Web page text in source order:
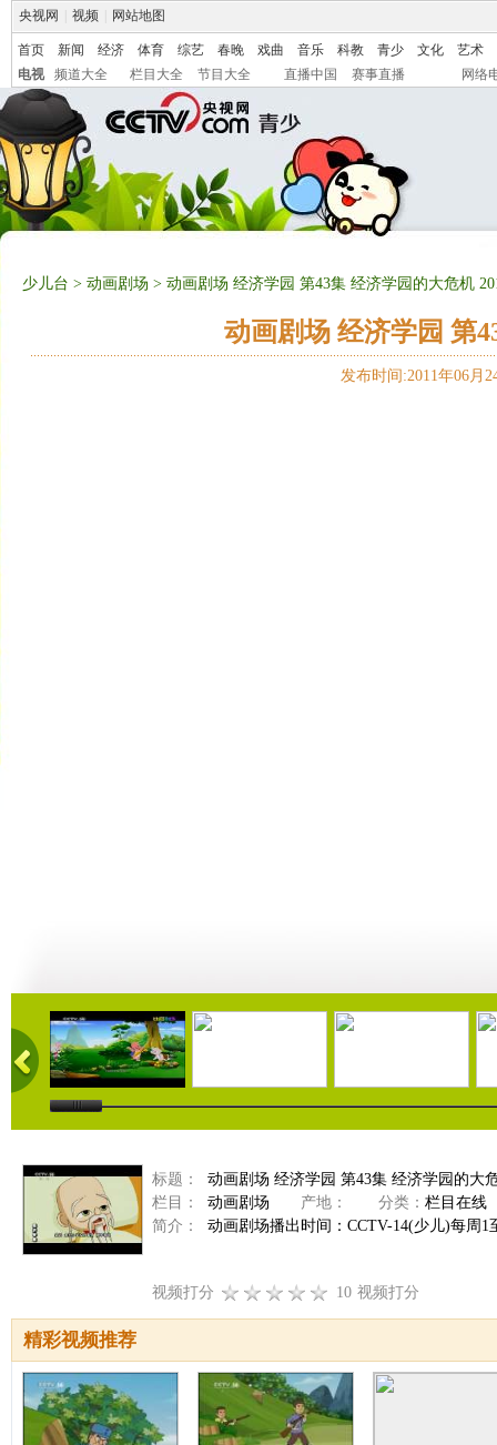
央视网 视频 网站地图
首页 新闻 经济 体育 综艺 春晚 戏曲 音乐 科教 青少 文化
艺术
电视
频道大全 栏目大全 节目大全 直播中国 赛事直播 网络
少儿台 > 动画剧场 > 动画剧场 经济学园 第43集 经济学园的大危机
动画剧场 经济学园 第
发布时间:2011年06月
10:07 11:44 11:36
标题：
动画剧场 经济学园 第43集 经济学园的大
栏目：
动画剧场 产地： 分类： 栏目在线
简介：
动画剧场播出时间：CCTV-14(少儿)每周1
视频打分 10 视频打分
精彩视频推荐